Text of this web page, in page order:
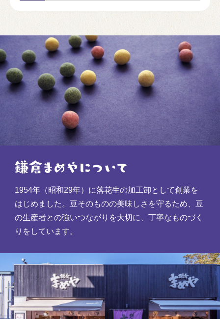
1954年（昭和29年）に落花生の加工卸として創業を
はじめました。豆そのものの美味しさを守るため、豆
の生産者との強いつながりを大切に、丁寧なものづく
りをしています。